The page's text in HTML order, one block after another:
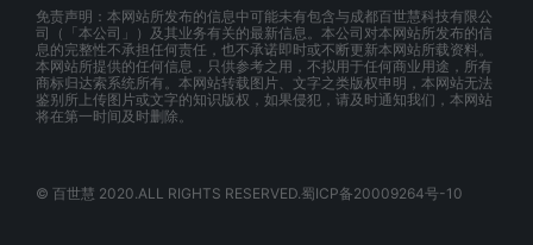
免责声明：本网站所发布的信息中可能未有包含与成都百世慧科技有限公
司（「本公司」）及其业务有关的最新信息。本公司对本网站所发布的信
息的完整性不承担任何责任，也不承诺即时或不断更新本网站所载资料。
本网站所提供的任何信息，只供参考之用，不拟用于任何商业用途，所有
商标归达索系统所有。本网站转载图片、文字之类版权申明，本网站无法
鉴别所上传图片或文字的知识版权，如果侵犯，请及时通知我们，本网站
将在第一时间及时删除。
© 百世慧 2020.ALL RIGHTS RESERVED.蜀ICP备20009264号-10